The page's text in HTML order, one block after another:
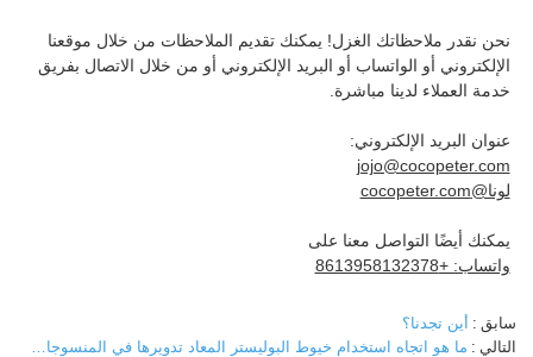
نحن نقدر ملاحظاتك الغزل! يمكنك تقديم الملاحظات من خلال موقعنا
الإلكتروني أو الواتساب أو البريد الإلكتروني أو من خلال الاتصال بفريق
خدمة العملاء لدينا مباشرة.
عنوان البريد الإلكتروني:
jojo@cocopeter.com
لونا@cocopeter.com
يمكنك أيضًا التواصل معنا على
واتساب: +8613958132378
سابق
أين تجدنا؟
التالي